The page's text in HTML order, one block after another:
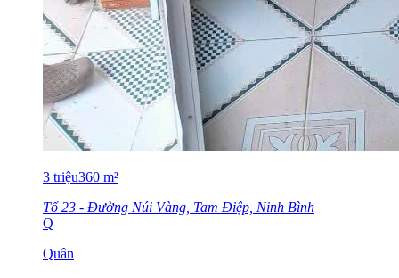
3 triệu360 m²
Tổ 23 - Đường Núi Vàng, Tam Điệp, Ninh Bình
Q
Quân